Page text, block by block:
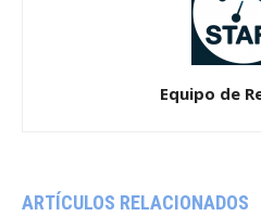
Equipo de
ARTÍCULOS RELACIONADOS